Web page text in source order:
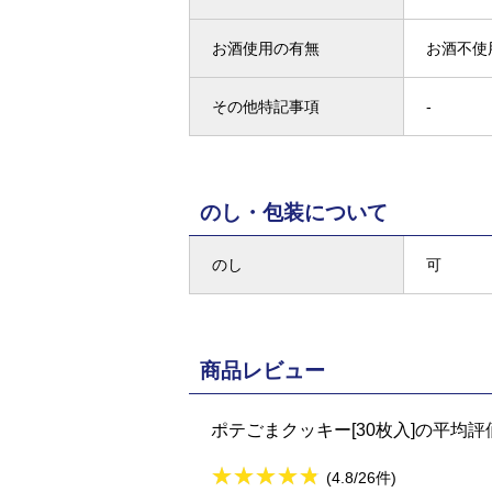
お酒使用の有無 お酒不使
その他特記事項 -
のし・包装について
のし 可
商品レビュー
ポテごまクッキー[30枚入]の平均評
★★★★★
★★★★★ (4.8/26件)